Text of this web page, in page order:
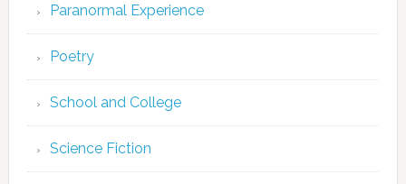
Paranormal Experience
Poetry
School and College
Science Fiction